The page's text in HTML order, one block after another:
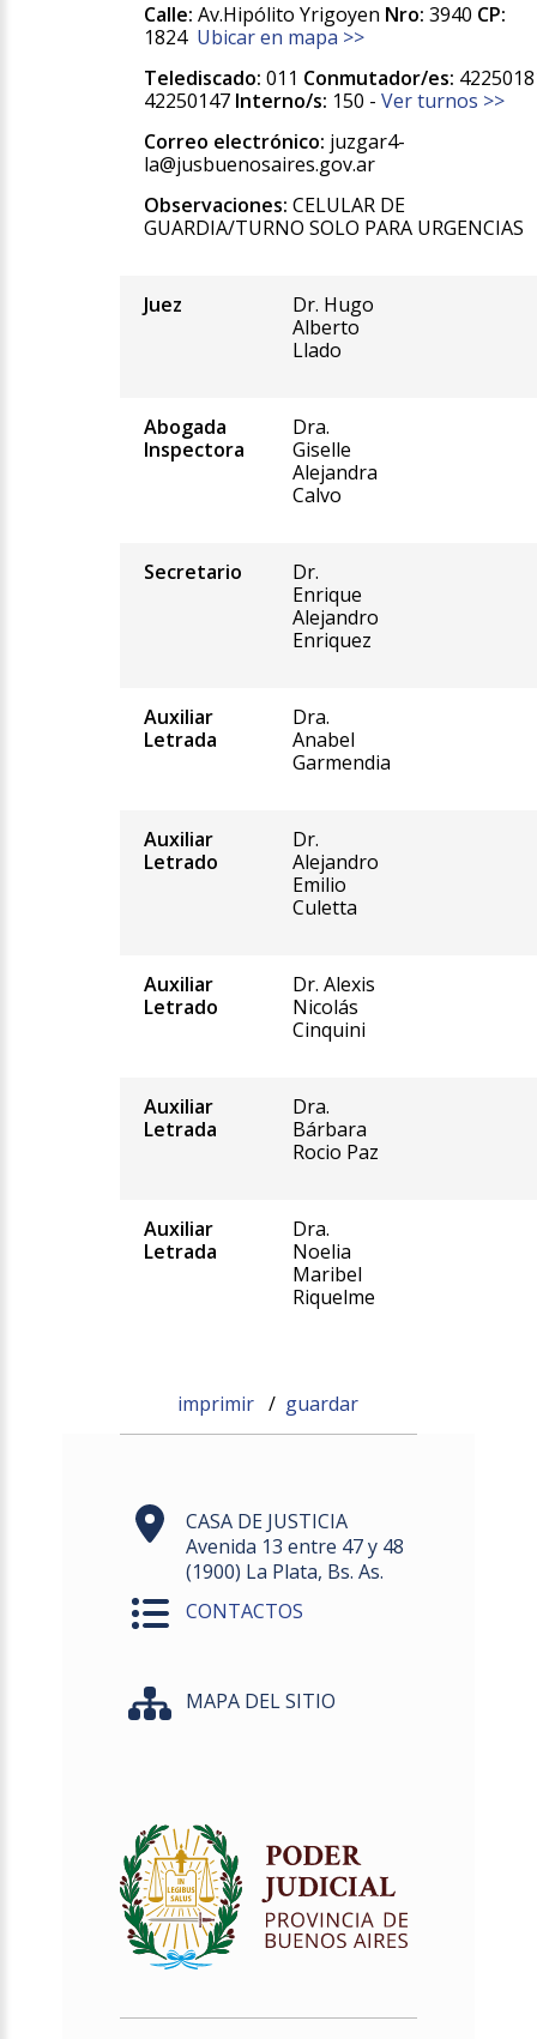
Calle: Av.Hipólito Yrigoyen Nro: 3940 CP:
1824 Ubicar en mapa >>
Telediscado: 011 Conmutador/es:
42250147 Interno/s: 150 - Ver turnos >>
Correo electrónico: juzgar4-
la@jusbuenosaires.gov.ar
Observaciones: CELULAR DE
GUARDIA/TURNO SOLO PARA URGENCIAS
Juez
Dr. Hugo
Alberto
Llado
Abogada
Inspectora
Dra.
Giselle
Alejandra
Calvo
Secretario
Dr.
Enrique
Alejandro
Enriquez
Auxiliar
Letrada
Dra.
Anabel
Garmendia
Auxiliar
Letrado
Dr.
Alejandro
Emilio
Culetta
Auxiliar
Letrado
Dr. Alexis
Nicolás
Cinquini
Auxiliar
Letrada
Dra.
Bárbara
Rocio Paz
Auxiliar
Letrada
Dra.
Noelia
Maribel
Riquelme
imprimir / guardar
CASA DE JUSTICIA
Avenida 13 entre 47 y 48
(1900) La Plata, Bs. As.
CONTACTOS
MAPA DEL SITIO